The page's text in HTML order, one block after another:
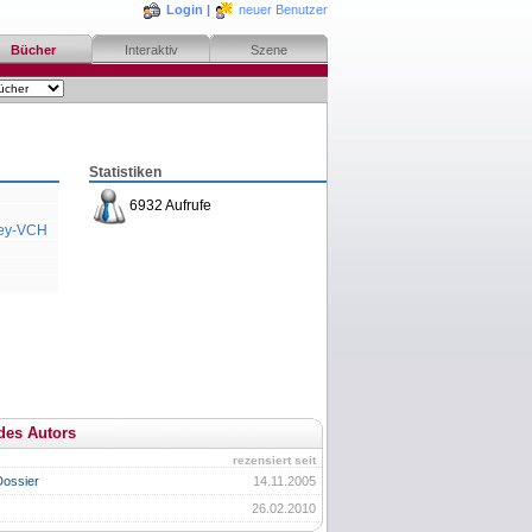
Login | neuer Benutzer
Bücher Interaktiv Szene
Statistiken
6932 Aufrufe
VCH
Autors
rezensiert seit
14.11.2005
26.02.2010